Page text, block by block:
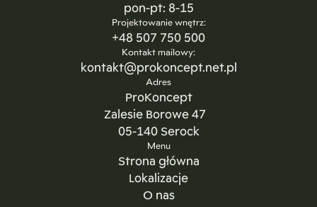
pon-pt: 8-15
Projektowanie wnętrz:
+48 507 750 500
Kontakt mailowy:
kontakt@prokoncept.net.pl
Adres
ProKoncept
Zalesie Borowe 47
05-140 Serock
Menu
Strona główna
Lokalizacje
O nas